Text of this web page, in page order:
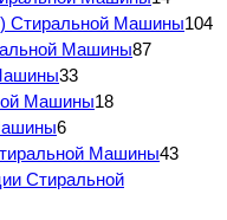
Стиральной Машины104
Машины87
33
Машины18
6
Машины43
Стиральной